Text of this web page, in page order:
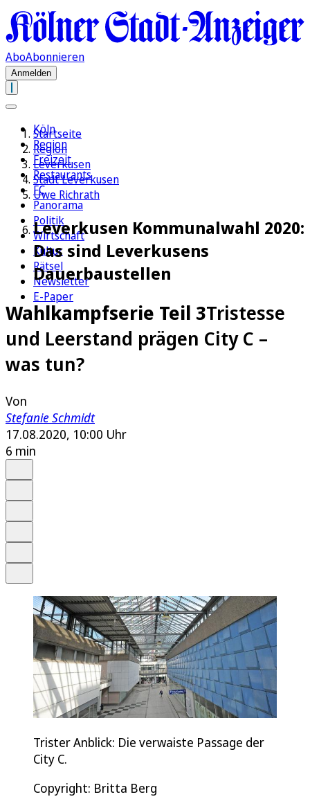
AboAbonnieren
Anmelden
Köln
Region
Freizeit
Restaurants
FC
Panorama
Politik
Wirtschaft
Kultur
Rätsel
Newsletter
E-Paper
Startseite
Region
Leverkusen
Stadt Leverkusen
Uwe Richrath
Leverkusen Kommunalwahl 2020:
Das sind Leverkusens
Dauerbaustellen
Wahlkampfserie Teil 3Tristesse
und Leerstand prägen City C –
was tun?
Von
Stefanie Schmidt
17.08.2020, 10:00 Uhr
6 min
Trister Anblick: Die verwaiste Passage der
City C.
Copyright: Britta Berg